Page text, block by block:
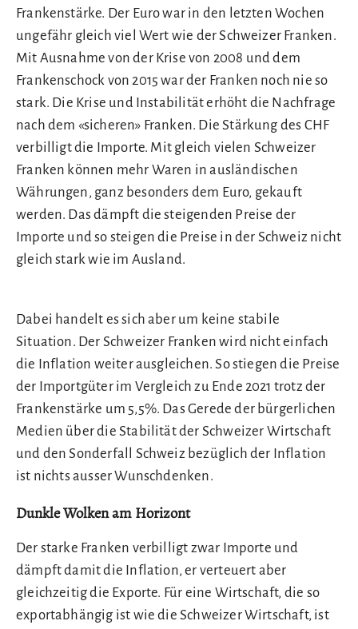
Frankenstärke. Der Euro war in den letzten Wochen
ungefähr gleich viel Wert wie der Schweizer Franken.
Mit Ausnahme von der Krise von 2008 und dem
Frankenschock von 2015 war der Franken noch nie so
stark. Die Krise und Instabilität erhöht die Nachfrage
nach dem «sicheren» Franken. Die Stärkung des CHF
verbilligt die Importe. Mit gleich vielen Schweizer
Franken können mehr Waren in ausländischen
Währungen, ganz besonders dem Euro, gekauft
werden. Das dämpft die steigenden Preise der
Importe und so steigen die Preise in der Schweiz nicht
gleich stark wie im Ausland.
Dabei handelt es sich aber um keine stabile
Situation. Der Schweizer Franken wird nicht einfach
die Inflation weiter ausgleichen. So stiegen die Preise
der Importgüter im Vergleich zu Ende 2021 trotz der
Frankenstärke um 5,5%. Das Gerede der bürgerlichen
Medien über die Stabilität der Schweizer Wirtschaft
und den Sonderfall Schweiz bezüglich der Inflation
ist nichts ausser Wunschdenken.
Dunkle Wolken am Horizont
Der starke Franken verbilligt zwar Importe und
dämpft damit die Inflation, er verteuert aber
gleichzeitig die Exporte. Für eine Wirtschaft, die so
exportabhängig ist wie die Schweizer Wirtschaft, ist